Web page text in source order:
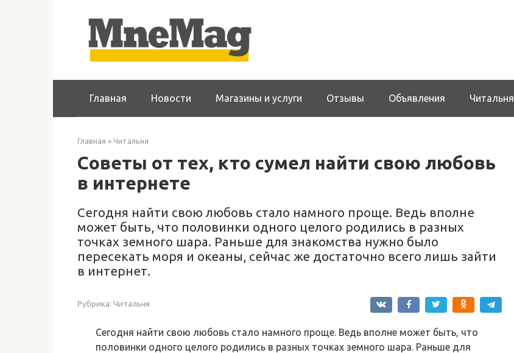
Главная Новости Магазины и услуги Отзывы Объявления Читальня
Главная » Читальня
Советы от тех, кто сумел найти свою любовь
в интернете
Сегодня найти свою любовь стало намного проще. Ведь вполне
может быть, что половинки одного целого родились в разных
точках земного шара. Раньше для знакомства нужно было
пересекать моря и океаны, сейчас же достаточно всего лишь зайти
в интернет.
Рубрика: Читальня
Сегодня найти свою любовь стало намного проще. Ведь вполне может быть, что
половинки одного целого родились в разных точках земного шара. Раньше для